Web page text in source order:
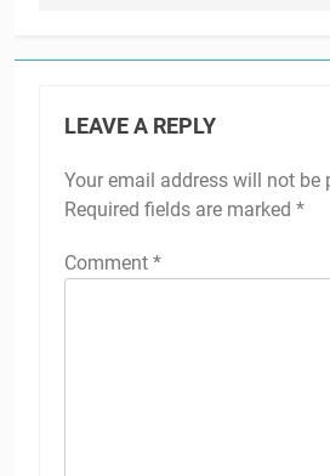
LEAVE A REPLY
Your email address will not be
Required fields are marked *
Comment *